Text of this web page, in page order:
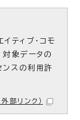
ティブ・コモ
対象データの
ンスの利用許
外部リンク）